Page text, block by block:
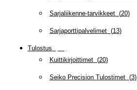
Sarjaliikenne-tarvikkeet(20)
Sarjaporttipalvelimet(13)
Tulostus
Kuittikirjoittimet(20)
Seiko Precision Tulostimet(3)